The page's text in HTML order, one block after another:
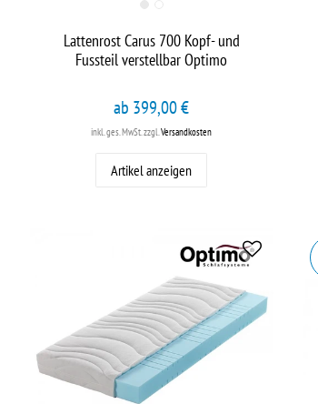
Lattenrost Carus 700 Kopf- und
Fussteil verstellbar Optimo
ab 399,00 €
inkl. ges. MwSt.zzgl.Versandkosten
Artikel anzeigen